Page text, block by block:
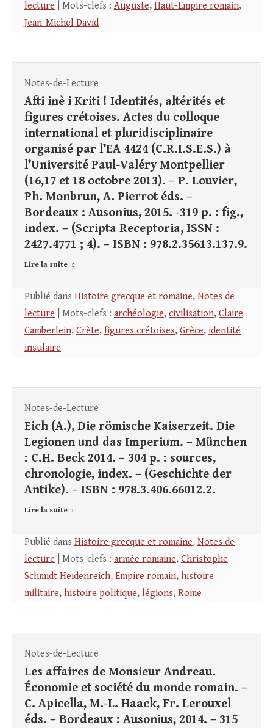
lecture | Mots-clefs : Auguste, Haut-Empire romain,
Jean-Michel David
Notes-de-Lecture
Afti inè i Kriti ! Identités, altérités et
figures crétoises. Actes du colloque
international et pluridisciplinaire
organisé par l’EA 4424 (C.R.I.S.E.S.) à
l’Université Paul-Valéry Montpellier
(16,17 et 18 octobre 2013). – P. Louvier,
Ph. Monbrun, A. Pierrot éds. –
Bordeaux : Ausonius, 2015. -319 p. : fig.,
index. – (Scripta Receptoria, ISSN :
2427.4771 ; 4). – ISBN : 978.2.35613.137.9.
Lire la suite
Publié dans Histoire grecque et romaine, Notes de
lecture | Mots-clefs : archéologie, civilisation, Claire
Camberlein, Crète, figures crétoises, Grèce, identité
insulaire
Notes-de-Lecture
Eich (A.), Die römische Kaiserzeit. Die
Legionen und das Imperium. – München
: C.H. Beck 2014. – 304 p. : sources,
chronologie, index. – (Geschichte der
Antike). – ISBN : 978.3.406.66012.2.
Lire la suite
Publié dans Histoire grecque et romaine, Notes de
lecture | Mots-clefs : armée romaine, Christophe
Schmidt Heidenreich, Empire romain, histoire
militaire, histoire politique, légions, Rome
Notes-de-Lecture
Les affaires de Monsieur Andreau.
Économie et société du monde romain. –
C. Apicella, M.-L. Haack, Fr. Lerouxel
éds. – Bordeaux : Ausonius, 2014. – 315